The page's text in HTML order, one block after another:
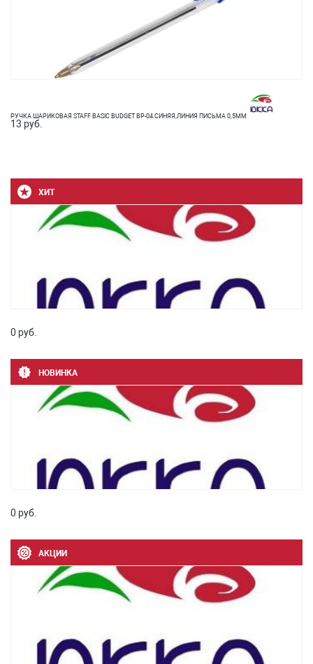
РУЧКА ШАРИКОВАЯ STAFF BASIC BUDGET BP-04.СИНЯЯ,ЛИНИЯ ПИСЬМА 0,5ММ
13 руб.
ХИТ
0 руб.
НОВИНКА
0 руб.
АКЦИИ